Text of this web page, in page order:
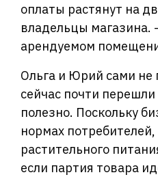
оплаты растянут на
владельцы магазина.
арендуемом
Ольга и Юрий сами не
сейчас почти
полезно. Поскольку
нормах
растительного
если партия товара